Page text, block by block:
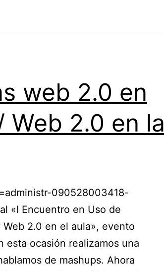
web 2.0 en
2.0 en la
090528003418-
«I Encuentro en Uso de
2.0 en el aula», evento
esta ocasión realizamos una
de mashups. Ahora